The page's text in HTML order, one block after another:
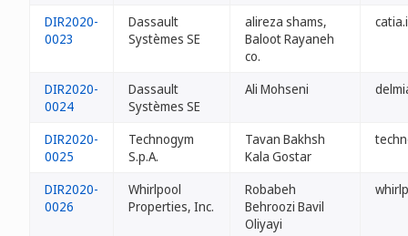
DIR2020-
0023
Dassault
Systèmes SE
alireza shams,
Baloot Rayaneh
co.
DIR2020-
0024
Dassault
Systèmes SE
Ali Mohseni
DIR2020-
0025
Technogym
S.p.A.
Tavan Bakhsh
Kala Gostar
DIR2020-
0026
Whirlpool
Properties, Inc.
Robabeh
Behroozi Bavil
Oliyayi